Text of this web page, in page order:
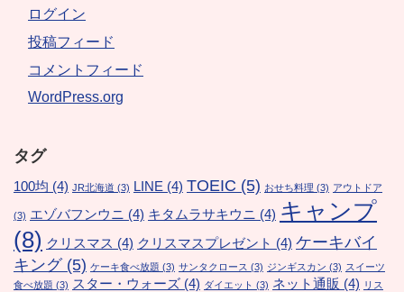
ログイン
投稿フィード
コメントフィード
WordPress.org
タグ
100均 (4) JR北海道 (3) LINE (4) TOEIC (5) おせち料理 (3) アウトドア
(3) エゾバフンウニ (4) キタムラサキウニ (4) キャンプ
(8) クリスマス (4) クリスマスプレゼント (4) ケーキバイ
キング(5) ケーキ食べ放題 (3) サンタクロース (3) ジンギスカン (3) スイーツ
食べ放題 (3) スター・ウォーズ (4) ダイエット (3) ネット通販 (4) リス